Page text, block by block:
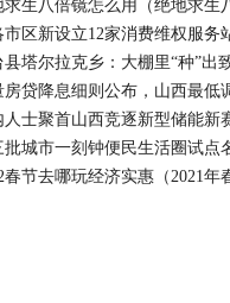
求生八倍镜怎么用（绝地求生
市区新设立12家消费维权服务
县塔尔拉克乡：大棚里“种”出
房贷降息细则公布，山西最低
人士聚首山西竞逐新型储能新